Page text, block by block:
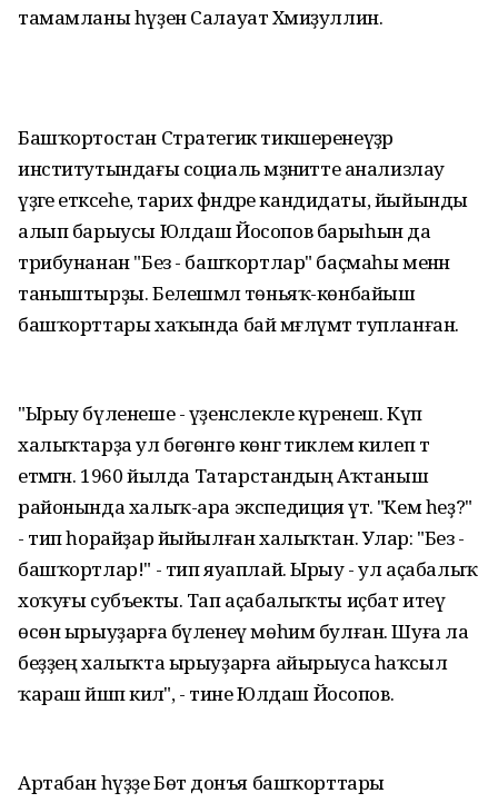
тамамланы һүҙен Салауат Хәмиҙуллин.
Башҡортостан Стратегик тикшеренеүҙәр
институтындағы социаль мәҙәниәтте анализлау
үҙәге етәксеһе, тарих фәндәре кандидаты, йыйынды
алып барыусы Юлдаш Йосопов барыһын да
трибунанан "Без - башҡортлар" баҫмаһы менән
таныштырҙы. Белешмәлә төньяҡ-көнбайыш
башҡорттары хаҡында бай мәғлүмәт тупланған.
"Ырыу бүленеше - үҙенсәлекле күренеш. Күп
халыҡтарҙа ул бөгөнгө көнгә тиклем килеп тә
етмәгән. 1960 йылда Татарстандың Аҡтаныш
районында халыҡ-ара экспедиция үтә. "Кем һеҙ?"
- тип һорайҙар йыйылған халыҡтан. Улар: "Без -
башҡортлар!" - тип яуаплай. Ырыу - ул аҫабалыҡ
хоҡуғы субъекты. Тап аҫабалыҡты иҫбат итеү
өсөн ырыуҙарға бүленеү мөһим булған. Шуға ла
беҙҙең халыҡта ырыуҙарға айырыуса һаҡсыл
ҡараш йәшәп килә", - тине Юлдаш Йосопов.
Артабан һүҙҙе Бөтә донъя башҡорттары